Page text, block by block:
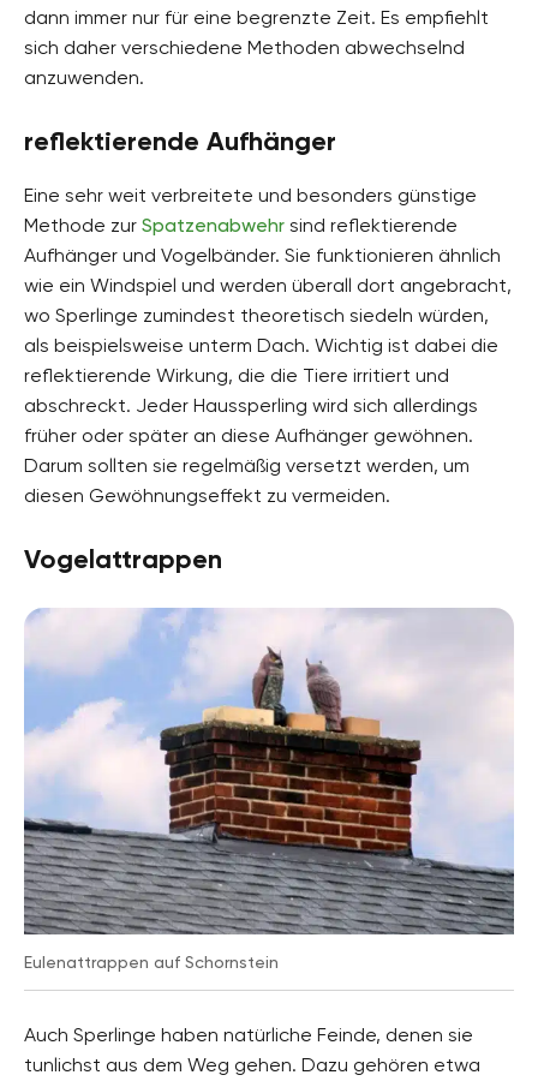
dann immer nur für eine begrenzte Zeit. Es empfiehlt
sich daher verschiedene Methoden abwechselnd
anzuwenden.
reflektierende Aufhänger
Eine sehr weit verbreitete und besonders günstige
Methode zur Spatzenabwehr sind reflektierende
Aufhänger und Vogelbänder. Sie funktionieren ähnlich
wie ein Windspiel und werden überall dort angebracht,
wo Sperlinge zumindest theoretisch siedeln würden,
als beispielsweise unterm Dach. Wichtig ist dabei die
reflektierende Wirkung, die die Tiere irritiert und
abschreckt. Jeder Haussperling wird sich allerdings
früher oder später an diese Aufhänger gewöhnen.
Darum sollten sie regelmäßig versetzt werden, um
diesen Gewöhnungseffekt zu vermeiden.
Vogelattrappen
Eulenattrappen auf Schornstein
Auch Sperlinge haben natürliche Feinde, denen sie
tunlichst aus dem Weg gehen. Dazu gehören etwa